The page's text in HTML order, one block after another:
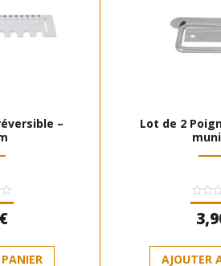
–
€
Lot de 2
Note
0
sur
AJOUTER